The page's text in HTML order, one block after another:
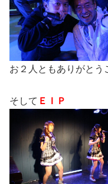
お２人ともありがとう
そして ＥＩＰ